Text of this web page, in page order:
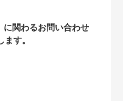
関わるお問い合わせ
す。